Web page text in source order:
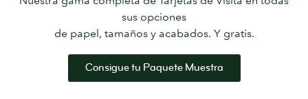
sus opciones
de papel, tamaños y acabados. Y gratis.
Consigue tu Paquete Muestra